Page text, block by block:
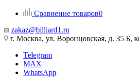
Сравнение товаров0
zakaz@billiard1.ru
г. Москва, ул. Воронцовская, д. 35 Б,
Telegram
MAX
WhatsApp